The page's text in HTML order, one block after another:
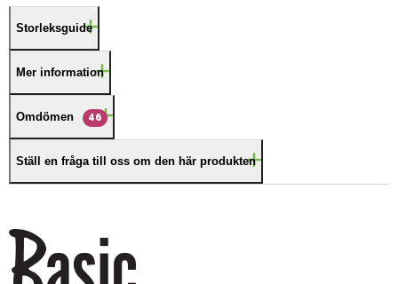
Storleksguide
Mer information
Omdömen 46
Ställ en fråga till oss om den här produkten